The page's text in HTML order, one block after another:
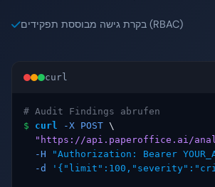
בקרת גישה מבוססת תפקידים (RBAC)
curl
# Audit Findings abrufen
$
curl -X POST \
"https://api.paperoffice.ai/
-H
"Authorization: Bearer
-d